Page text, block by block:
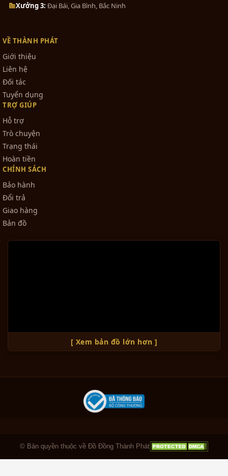
Xưởng 3: Đại Bái, Gia Bình, Bắc Ninh
VỀ THÀNH PHÁT
Giới thiệu
Liên hệ
Đối tác
Tuyển dụng
TRỢ GIÚP
Hỗ trợ
Trò chuyện
Trạng thái
Hoàn tiền
CHÍNH SÁCH
Bảo hành
Đổi trả
Giao hàng
Bản đồ
[ Xem bản đồ lớn hơn ]
© Bản quyền thuộc về Đồ Đồng Thành Phát